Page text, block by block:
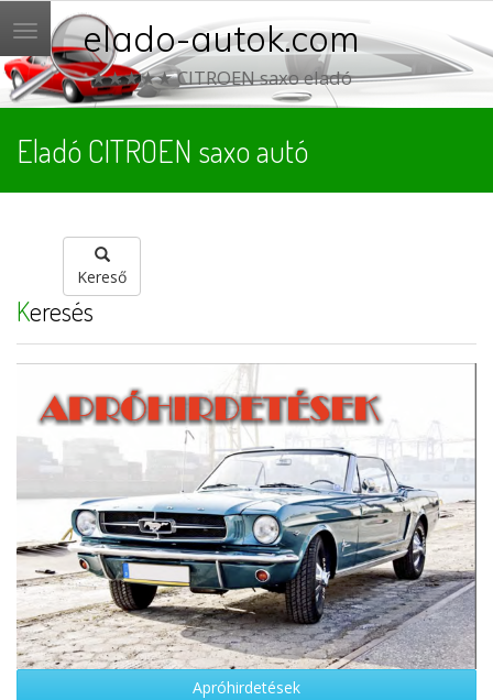
Menü elado-autok.com
★★★★★ CITROEN saxo eladó
Eladó CITROEN saxo autó
Kereső
Keresés
Apróhirdetések